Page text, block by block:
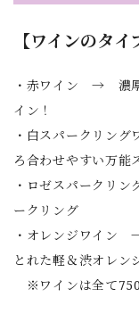
【ワインのタイ
・赤ワイン → 濃厚
イン！
・白スパークリン
ろ合わせやすい万能
・ロゼスパークリ
ークリング
・オレンジワイン
とれた軽＆渋オレン
※ワインは全て